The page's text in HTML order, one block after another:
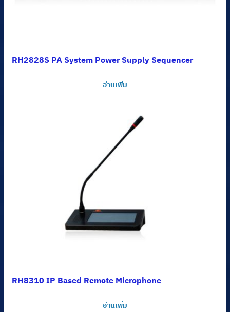
RH2828S PA System Power Supply Sequencer
อ่านเพิ่ม
RH8310 IP Based Remote Microphone
อ่านเพิ่ม